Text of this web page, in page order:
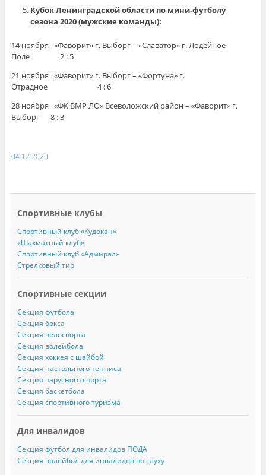
Кубок Ленинградской области по мини-футболу
сезона 2020 (мужские команды):
14 ноября «Фаворит» г. Выборг – «Славатор» г. Лодейное
Поле 2 : 5
21 ноября «Фаворит» г. Выборг – «Фортуна» г.
Отрадное 4 : 6
28 ноября «ФК ВМР ЛО» Всеволожский район – «Фаворит» г.
Выборг 8 : 3
04.12.2020
Спортивные клубы
Спортивный клуб «Кудокан»
«Шахматный клуб»
Спортивный клуб «Адмирал»
Стрелковый тир
Спортивные секции
Секция футбола
Секция бокса
Секция велоспорта
Секция волейбола
Секция хоккея с шайбой
Секция настольного тенниса
Секция парусного спорта
Секция баскетбола
Секция спортивного туризма
Для инвалидов
Секция футбол для инвалидов ПОДА
Секция волейбол для инвалидов по слуху